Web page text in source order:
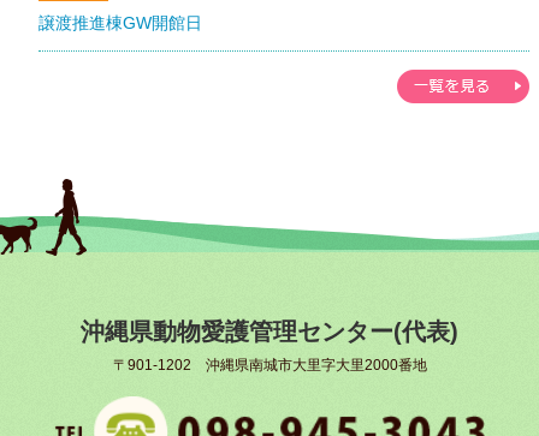
譲渡推進棟GW開館日
沖縄県動物愛護管理センター(代表)
〒901-1202 沖縄県南城市大里字大里2000番地